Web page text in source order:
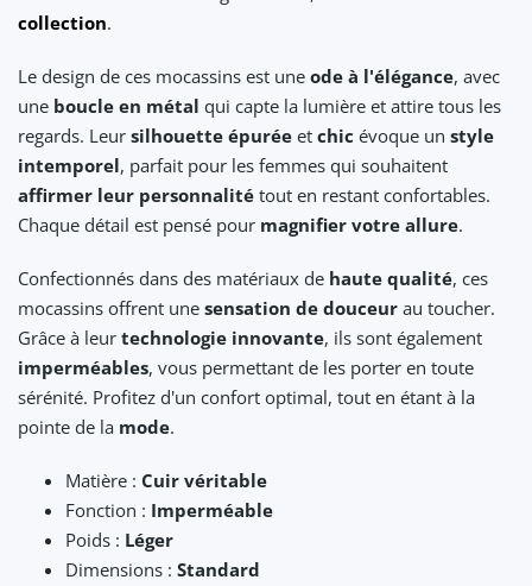
collection.
Le design de ces mocassins est une ode à l'élégance, avec
une boucle en métal qui capte la lumière et attire tous les
regards. Leur silhouette épurée et chic évoque un style
intemporel, parfait pour les femmes qui souhaitent
affirmer leur personnalité tout en restant confortables.
Chaque détail est pensé pour magnifier votre allure.
Confectionnés dans des matériaux de haute qualité, ces
mocassins offrent une sensation de douceur au toucher.
Grâce à leur technologie innovante, ils sont également
imperméables, vous permettant de les porter en toute
sérénité. Profitez d'un confort optimal, tout en étant à la
pointe de la mode.
Matière : Cuir véritable
Fonction : Imperméable
Poids : Léger
Dimensions : Standard